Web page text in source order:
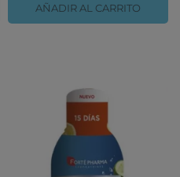
AÑADIR AL CARRITO